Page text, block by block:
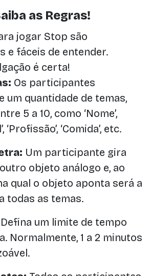
as Regras!
jogar Stop são
e fáceis de entender.
é certa!
Os participantes
um quantidade de temas,
5 a 10, como ‘Nome’,
‘Profissão’, ‘Comida’, etc.
Um participante gira
objeto análogo e, ao
qual o objeto aponta será a
todas as temas.
Defina um limite de tempo
Normalmente, 1 a 2 minutos